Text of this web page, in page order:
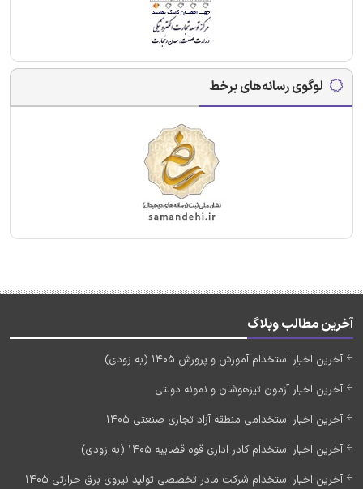
لوگوی رسانه‌های برخط
آخرین مطالب وبلاگ
آخرین اخبار استخدام آموزش و پرورش 1405 (به زودی)
آخرین اخبار آزمون تیزهوشان و نمونه دولتی
آخرین اخبار استخدامی منطقه آزاد تجاری صنعتی 1405
آخرین اخبار استخدام کادر اداری قوه قضاییه 1405 (به زودی)
آخرین اخبار استخدام شرکت مادر تخصصی تولید نیروی برق حرارتی 1405